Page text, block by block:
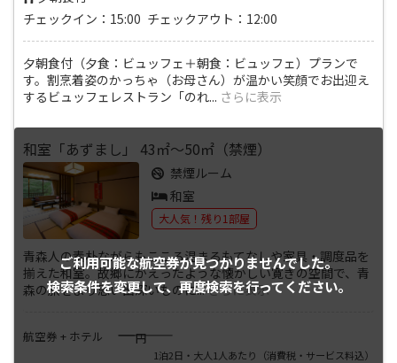
チェックイン：15:00 チェックアウト：12:00
夕朝食付（夕食：ビュッフェ＋朝食：ビュッフェ）プランで
す。割烹着姿のかっちゃ（お母さん）が温かい笑顔でお出迎え
するビュッフェレストラン「のれ... さらに表示
ご利用可能な航空券が見つかりませんでした。
検索条件を変更して、再度検索を行ってください。
和室「あずまし」 43㎡～50㎡（禁煙）
禁煙ルーム
和室
大人気！残り1部屋
青森人の素朴ながらもこころ温まるもてなしや家具・調度品を
揃えた和室。故郷にかえったような懐かしい寛ぎの空間で、青
森の旅をより思い出深いものに...さらに表示
航空券 + ホテル ――――円
1泊2日・大人1人あたり （消費税・サービス料込）